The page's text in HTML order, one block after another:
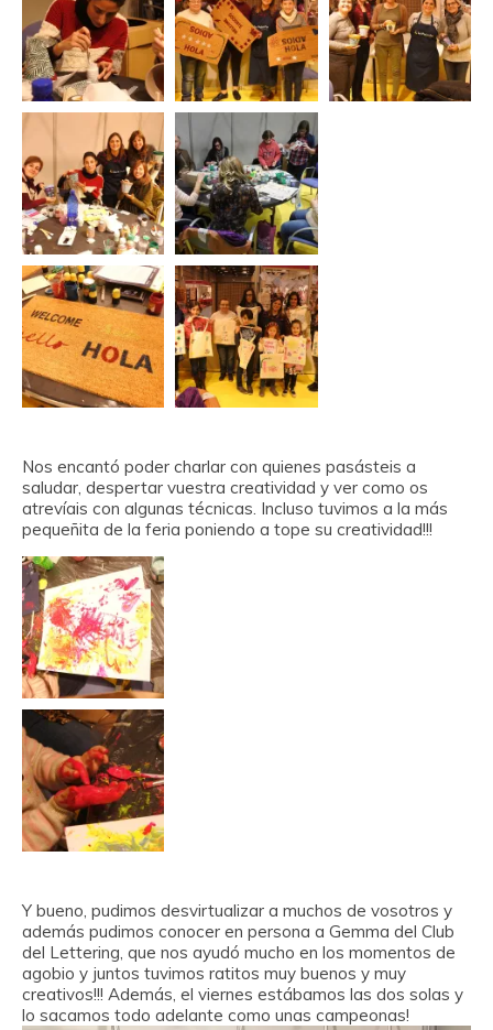
Nos encantó poder charlar con quienes pasásteis a
saludar, despertar vuestra creatividad y ver como os
atrevíais con algunas técnicas. Incluso tuvimos a la más
pequeñita de la feria poniendo a tope su creatividad!!!
Y bueno, pudimos desvirtualizar a muchos de vosotros y
además pudimos conocer en persona a Gemma del Club
del Lettering, que nos ayudó mucho en los momentos de
agobio y juntos tuvimos ratitos muy buenos y muy
creativos!!! Además, el viernes estábamos las dos solas y
lo sacamos todo adelante como unas campeonas!